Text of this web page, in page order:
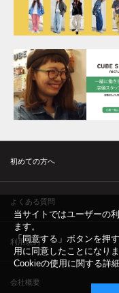
初めての方へ
よくある質問
利用規約
会社概要
当サイトではユーザーの
ます。
「同意する」ボタンを押
用に同意したことになりま
Cookieの使用に関する詳